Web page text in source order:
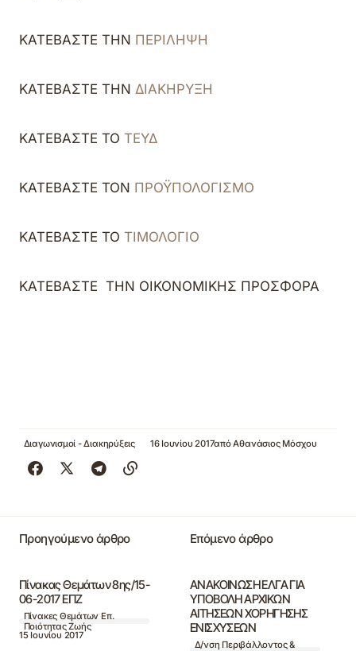
ΚΑΤΕΒΑΣΤΕ ΤΗΝ ΠΕΡΙΛΗΨΗ
ΚΑΤΕΒΑΣΤΕ ΤΗΝ ΔΙΑΚΗΡΥΞΗ
ΚΑΤΕΒΑΣΤΕ ΤΟ ΤΕΥΔ
ΚΑΤΕΒΑΣΤΕ ΤΟΝ ΠΡΟΫΠΟΛΟΓΙΣΜΟ
ΚΑΤΕΒΑΣΤΕ ΤΟ ΤΙΜΟΛΟΓΙΟ
ΚΑΤΕΒΑΣΤΕ ΤΗΝ ΟΙΚΟΝΟΜΙΚΗΣ ΠΡΟΣΦΟΡΑ
Διαγωνισμοί - Διακηρύξεις 16 Ιουνίου 2017απόΑθανάσιος Μόσχου
Προηγούμενο άρθρο
Πίνακας Θεμάτων 8ης/15-
06-2017 ΕΠΖ
Πίνακες Θεμάτων Επ.
Ποιότητας Ζωής
15 Ιουνίου 2017
Επόμενο άρθρο
ΑΝΑΚΟΙΝΩΣΗ ΕΛΓΑ ΓΙΑ
ΥΠΟΒΟΛΗ ΑΡΧΙΚΩΝ
ΑΙΤΗΣΕΩΝ ΧΟΡΗΓΗΣΗΣ
ΕΝΙΣΧΥΣΕΩΝ
Δ/νση Περιβάλλοντος &